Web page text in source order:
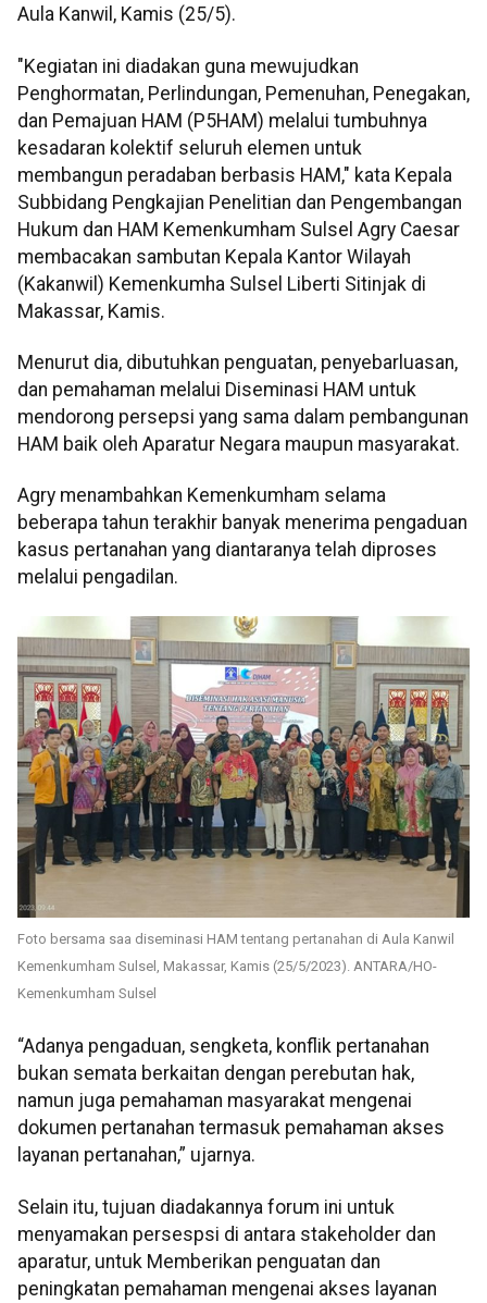
Aula Kanwil, Kamis (25/5).
"Kegiatan ini diadakan guna mewujudkan
Penghormatan, Perlindungan, Pemenuhan, Penegakan,
dan Pemajuan HAM (P5HAM) melalui tumbuhnya
kesadaran kolektif seluruh elemen untuk
membangun peradaban berbasis HAM," kata Kepala
Subbidang Pengkajian Penelitian dan Pengembangan
Hukum dan HAM Kemenkumham Sulsel Agry Caesar
membacakan sambutan Kepala Kantor Wilayah
(Kakanwil) Kemenkumha Sulsel Liberti Sitinjak di
Makassar, Kamis.
Menurut dia, dibutuhkan penguatan, penyebarluasan,
dan pemahaman melalui Diseminasi HAM untuk
mendorong persepsi yang sama dalam pembangunan
HAM baik oleh Aparatur Negara maupun masyarakat.
Agry menambahkan Kemenkumham selama
beberapa tahun terakhir banyak menerima pengaduan
kasus pertanahan yang diantaranya telah diproses
melalui pengadilan.
Foto bersama saa diseminasi HAM tentang pertanahan di Aula Kanwil
Kemenkumham Sulsel, Makassar, Kamis (25/5/2023). ANTARA/HO-
Kemenkumham Sulsel
“Adanya pengaduan, sengketa, konflik pertanahan
bukan semata berkaitan dengan perebutan hak,
namun juga pemahaman masyarakat mengenai
dokumen pertanahan termasuk pemahaman akses
layanan pertanahan,” ujarnya.
Selain itu, tujuan diadakannya forum ini untuk
menyamakan persespsi di antara stakeholder dan
aparatur, untuk Memberikan penguatan dan
peningkatan pemahaman mengenai akses layanan